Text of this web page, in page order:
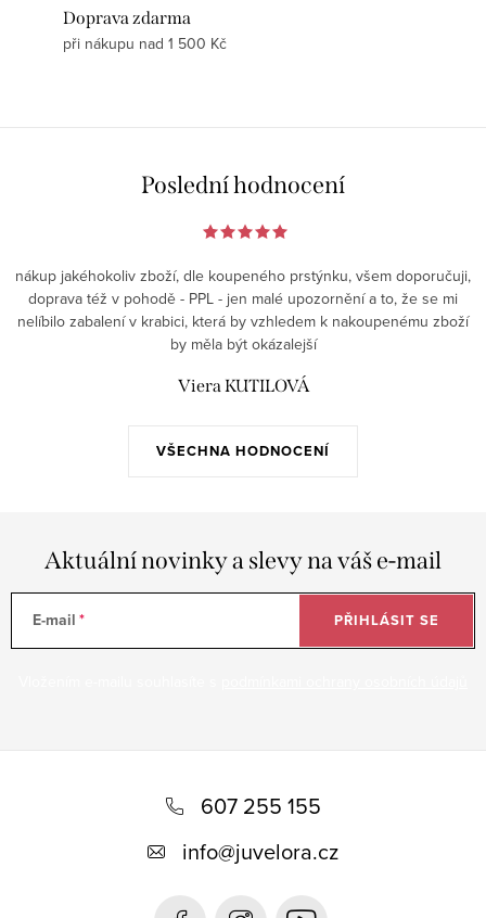
Doprava zdarma
při nákupu nad 1 500 Kč
Poslední hodnocení
VŠECHNA HODNOCENÍ
nákup jakéhokoliv zboží, dle koupeného prstýnku, všem doporučuji,
doprava též v pohodě - PPL - jen malé upozornění a to, že se mi
nelíbilo zabalení v krabici, která by vzhledem k nakoupenému zboží
by měla být okázalejší
Viera KUTILOVÁ
Aktuální novinky a slevy na váš e-mail
E-mail PŘIHLÁSIT SE
607 255 155
info@juvelora.cz